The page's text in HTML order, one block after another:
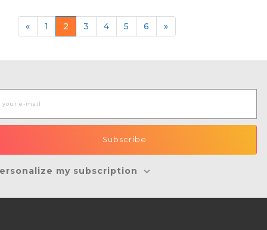
« 1 2 3 4 5 6 »
my subscription